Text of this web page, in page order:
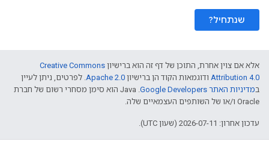
שנתחיל?
אלא אם צוין אחרת, התוכן של דף זה הוא ברישיון Creative Commons
Attribution 4.0 ודוגמאות הקוד הן ברישיון Apache 2.0. לפרטים, ניתן לעיין
במדיניות האתר Google Developers‏
.‏ Java הוא סימן מסחרי רשום של חברת
Oracle ו/או של השותפים העצמאיים שלה.
עדכון אחרון: 2026-07-11 (שעון UTC).